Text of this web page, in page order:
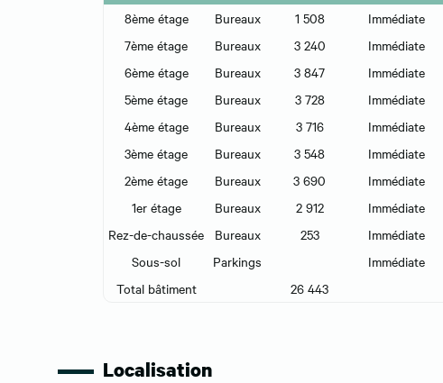
8ème étage
Bureaux 1 508 Immédiate
7ème étage
Bureaux 3 240 Immédiate
6ème étage
Bureaux 3 847 Immédiate
5ème étage
Bureaux 3 728 Immédiate
4ème étage
Bureaux 3 716 Immédiate
3ème étage
Bureaux 3 548 Immédiate
2ème étage
Bureaux 3 690 Immédiate
1er étage
Bureaux 2 912 Immédiate
Rez-de-chaussée
Bureaux 253 Immédiate
Sous-sol
Parkings Immédiate
Total bâtiment
26 443
Localisation